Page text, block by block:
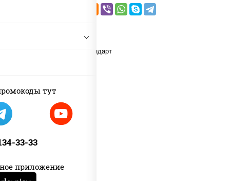
тут
33-33
приложение